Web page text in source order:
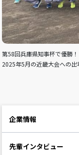
第58回兵庫県知事杯で優勝！
2025年5月の近畿大会への出
企業情報
先輩インタビュー